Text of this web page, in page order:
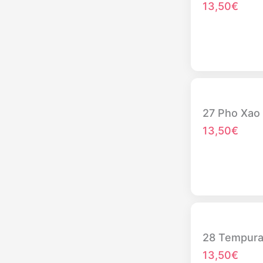
13,50€
27 Pho Xao
13,50€
28
13,50€